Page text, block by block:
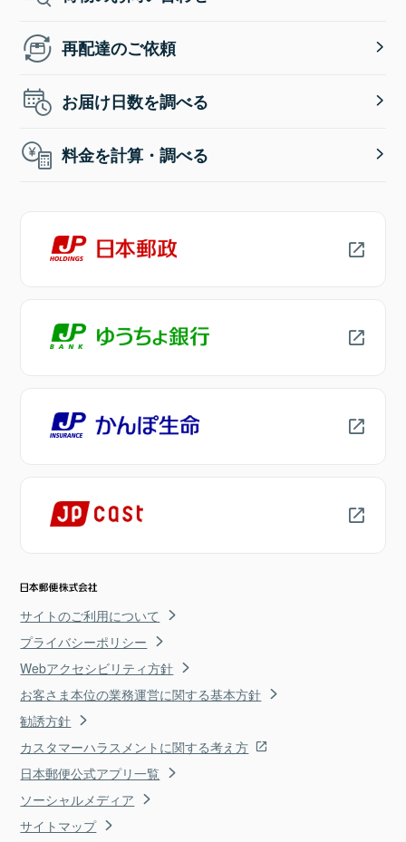
再配達のご依頼
お届け日数を調べる
料金を計算・調べる
サイトのご利用について
プライバシーポリシー
Webアクセシビリティ方針
お客さま本位の業務運営に関する基本方針
勧誘方針
カスタマーハラスメントに関する考え方
日本郵便公式アプリ一覧
ソーシャルメディア
サイトマップ